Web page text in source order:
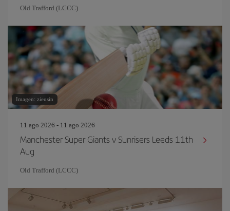
Old Trafford (LCCC)
Imagen: zieusin
11 ago 2026 - 11 ago 2026
Manchester Super Giants v Sunrisers Leeds 11th
Aug
Old Trafford (LCCC)